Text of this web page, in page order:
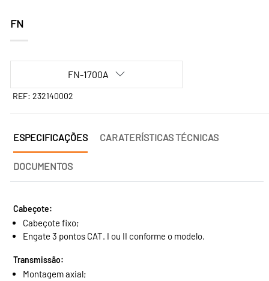
FN
FN-1700A
REF: 232140002
ESPECIFICAÇÕES CARATERÍSTICAS TÉCNICAS
DOCUMENTOS
Cabeçote:
Cabeçote fixo;
Engate 3 pontos CAT. I ou II conforme o modelo.
Transmissão:
Montagem axial;